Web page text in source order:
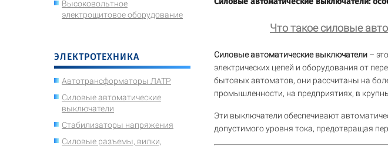
Высоковольтное
электрощитовое оборудование
ЭЛЕКТРОТЕХНИКА
Автотрансформаторы ЛАТР
Силовые автоматические
выключатели
Стабилизаторы напряжения
Силовые разъемы, вилки,
Что такое силовые
Силовые автоматические выключатели –
электрических цепей и оборудования от
бытовых автоматов, они рассчитаны на
промышленности, на предприятиях, в
Эти выключатели обеспечивают
допустимого уровня тока, предотвращая